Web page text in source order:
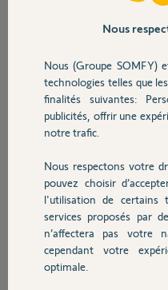
Sécurité
Domotique
Chauffage
Autres produits
quand je la mets en marche et
fonctionner comme pour une
Merci,
jean pierre A.
il y a presque 4 ans
Participer
Réponses
Bonsoir,
Nous
Nous (Groupe SOMFY)
technologies telles que
finalités suivantes:
publicités, offrir une
notre trafic.
Nous respectons votre
pouvez choisir
l'utilisation de certains
services proposés par
n’affectera pas votre
cependant votre
optimale.